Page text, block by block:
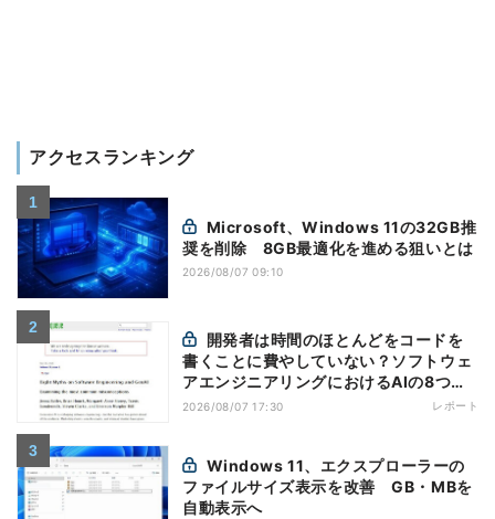
アクセスランキング
奨を削除 8GB最適化を進める狙いとは
2026/08/07 09:10
書くことに費やしていない？ソフトウェ
アエンジニアリングにおけるAIの8つの
神話への賛否
2026/08/07 17:30 レポート
ファイルサイズ表示を改善 GB・MBを
自動表示へ